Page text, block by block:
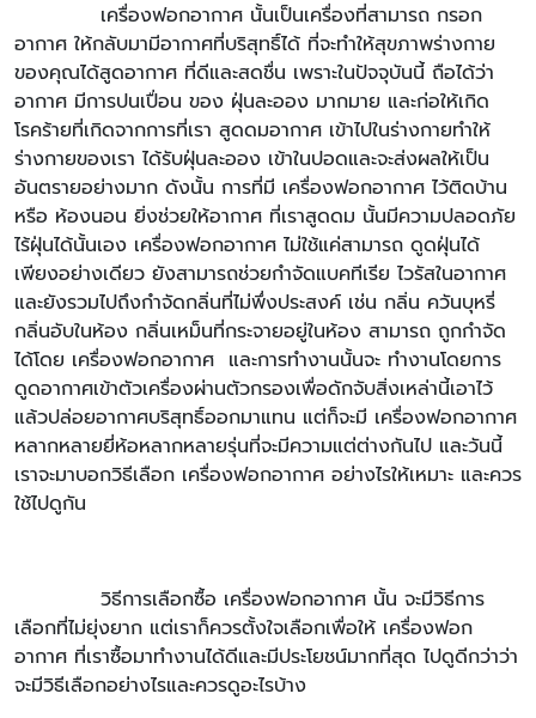
เครื่องฟอกอากาศ นั้นเป็นเครื่องที่สามารถ กรอก
อากาศ ให้กลับมามีอากาศที่บริสุทธิ์ได้ ที่จะทำให้สุขภาพร่างกาย
ของคุณได้สูดอากาศ ที่ดีและสดชื่น เพราะในปัจจุบันนี้ ถือได้ว่า
อากาศ มีการปนเปื่อน ของ ฝุ่นละออง มากมาย และก่อให้เกิด
โรคร้ายที่เกิดจากการที่เรา สูดดมอากาศ เข้าไปในร่างกายทำให้
ร่างกายของเรา ได้รับฝุ่นละออง เข้าในปอดและจะส่งผลให้เป็น
อันตรายอย่างมาก ดังนั้น การที่มี เครื่องฟอกอากาศ ไว้ติดบ้าน
หรือ ห้องนอน ยิ่งช่วยให้อากาศ ที่เราสูดดม นั้นมีความปลอดภัย
ไร้ฝุ่นได้นั้นเอง เครื่องฟอกอากาศ ไม่ใช้แค่สามารถ ดูดฝุ่นได้
เพียงอย่างเดียว ยังสามารถช่วยกำจัดแบคทีเรีย ไวรัสในอากาศ
และยังรวมไปถึงกำจัดกลิ่นที่ไม่พึ่งประสงค์ เช่น กลิ่น ควันบุหรี่
กลิ่นอับในห้อง กลิ่นเหม็นที่กระจายอยู่ในห้อง สามารถ ถูกกำจัด
ได้โดย เครื่องฟอกอากาศ และการทำงานนั้นจะ ทำงานโดยการ
ดูดอากาศเข้าตัวเครื่องผ่านตัวกรองเพื่อดักจับสิ่งเหล่านี้เอาไว้
แล้วปล่อยอากาศบริสุทธิ์ออกมาแทน แต่ก็จะมี เครื่องฟอกอากาศ
หลากหลายยี่ห้อหลากหลายรุ่นที่จะมีความแต่ต่างกันไป และวันนี้
เราจะมาบอกวิธีเลือก เครื่องฟอกอากาศ อย่างไรให้เหมาะ และควร
ใช้ไปดูกัน
วิธีการเลือกซื้อ เครื่องฟอกอากาศ นั้น จะมีวิธีการ
เลือกที่ไม่ยุ่งยาก แต่เราก็ควรตั้งใจเลือกเพื่อให้ เครื่องฟอก
อากาศ ที่เราซื้อมาทำงานได้ดีและมีประโยชน์มากที่สุด ไปดูดีกว่าว่า
จะมีวิธีเลือกอย่างไรและควรดูอะไรบ้าง